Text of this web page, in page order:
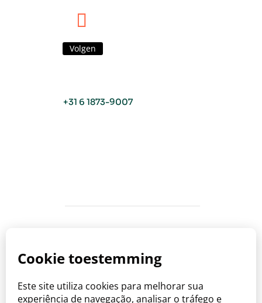
Volgen
+31 6 1873-9007
Copyright © Viva o Sabor 2026
van Brazilië.